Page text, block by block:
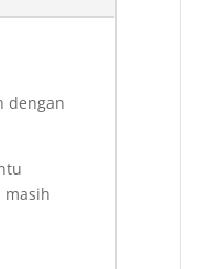
dengan
masih